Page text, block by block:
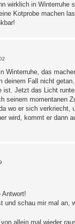
wirklich in
Kotprobe machen
Winterruhe, das
deinem Fall nicht
ist. Jetzt das Licht
seinem momentanen
wo er sich
wird, kommt er dann
Antwort!
und schau mir mal an,
allein mal wieder